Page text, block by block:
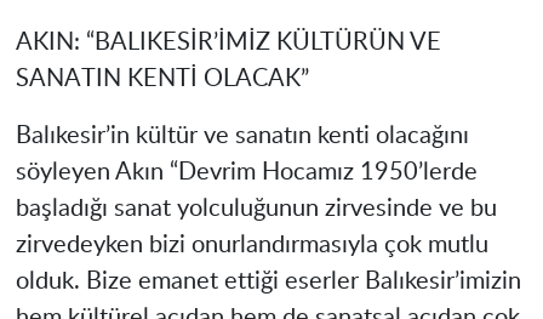
AKIN: “BALIKESİR’İMİZ KÜLTÜRÜN VE
SANATIN KENTİ OLACAK”
Balıkesir’in kültür ve sanatın kenti olacağını
söyleyen Akın “Devrim Hocamız 1950’lerde
başladığı sanat yolculuğunun zirvesinde ve bu
zirvedeyken bizi onurlandırmasıyla çok mutlu
olduk. Bize emanet ettiği eserler Balıkesir’imizin